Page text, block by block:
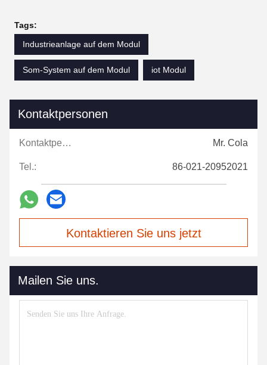
Tags:
Industrieanlage auf dem Modul
Som-System auf dem Modul iot Modul
Kontaktpersonen
Kontaktpersonen: Mr. Cola
Tel.: 86-021-20952021
Kontaktieren Sie uns jetzt
Mailen Sie uns.